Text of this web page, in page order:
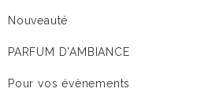
Nouveauté
PARFUM D'AMBIANCE
Pour vos évènements